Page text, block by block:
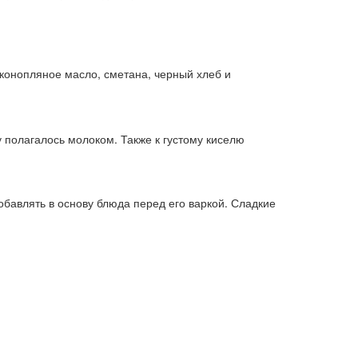
масло, сметана, черный хлеб и
молоком. Также к густому киселю
в основу блюда перед его варкой. Сладкие